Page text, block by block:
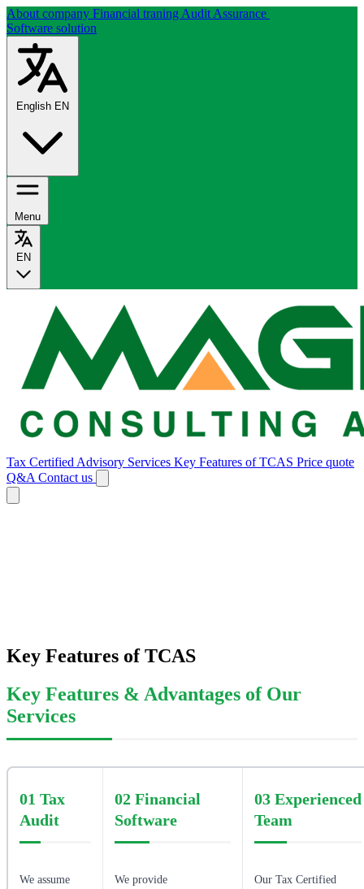
About company Financial traning Audit Assurance
Software solution
English EN
Menu
EN
Tax Certified Advisory Services Key Features of TCAS Price quote
Q&A Contact us
Key Features of TCAS
Key Features & Advantages of Our
Services
01 Tax
Audit
We assume
02 Financial
Software
We provide
03 Experienced
Team
Our Tax Certified